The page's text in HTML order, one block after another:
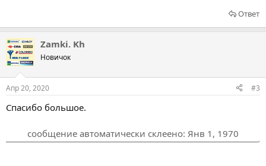
Ответ
Zamki. Kh
Новичок
Апр 20, 2020 #3
Спасибо большое.
сообщение автоматически склеено: Янв 1, 1970